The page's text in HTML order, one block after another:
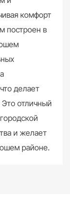
комфорт
построен в
делает
отличный
и желает
районе.